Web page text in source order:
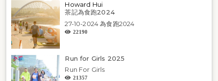
Howard Hui
茶記為食跑2024
27-10-2024 為食跑2024
22190
Run for Girls 2025
Run For Girls
21357